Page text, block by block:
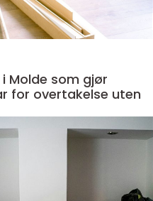
Molde som gjør
for overtakelse uten